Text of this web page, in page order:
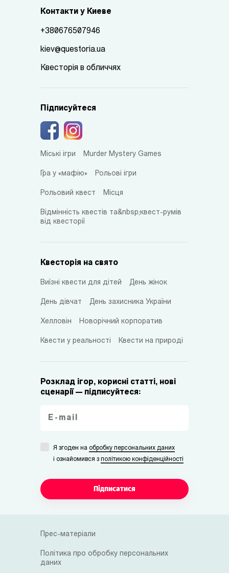
Контакти у Киеве
+380676507946
kiev@questoria.ua
Квесторія в обличчях
Підписуйтеся
Міські ігри Murder Mystery Games
Гра у «мафію» Рольові ігри
Рольовий квест Місця
Відмінність квестів та&nbsp;квест-румів
від квесторії
Квесторія на свято
Виїзні квести для дітей День жінок
День дівчат День захисника України
Хелловін Новорічний корпоратив
Квести у реальності Квести на природі
Розклад ігор, корисні статті, нові
сценарії — підписуйтеся:
Я згоден на обробку персональних даних
i ознайомився з політикою конфіденційності
Підписатися
Прес-матеріали
Політика про обробку персональних
даних